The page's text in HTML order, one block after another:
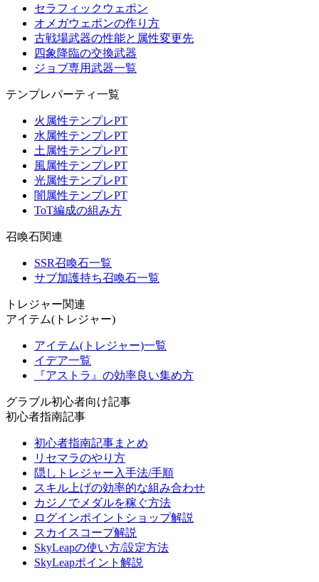
セラフィックウェポン
オメガウェポンの作り方
古戦場武器の性能と属性変更先
四象降臨の交換武器
ジョブ専用武器一覧
テンプレパーティ一覧
火属性テンプレPT
水属性テンプレPT
土属性テンプレPT
風属性テンプレPT
光属性テンプレPT
闇属性テンプレPT
ToT編成の組み方
召喚石関連
SSR召喚石一覧
サブ加護持ち召喚石一覧
トレジャー関連
アイテム(トレジャー)
アイテム(トレジャー)一覧
イデア一覧
『アストラ』の効率良い集め方
グラブル初心者向け記事
初心者指南記事
初心者指南記事まとめ
リセマラのやり方
隠しトレジャー入手法/手順
スキル上げの効率的な組み合わせ
カジノでメダルを稼ぐ方法
ログインポイントショップ解説
スカイスコープ解説
SkyLeapの使い方/設定方法
SkyLeapポイント解説